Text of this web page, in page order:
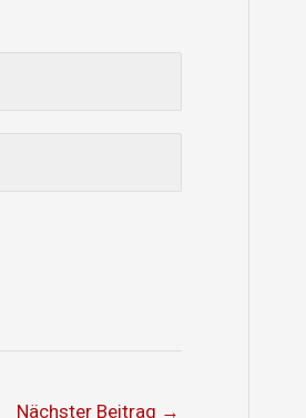
Nächster Beitrag →